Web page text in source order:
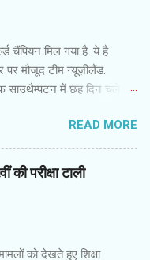
चैंपियन मिल गया है. ये है
मौजूद टीम न्यूज़ीलैंड.
साउथैम्पटन में छह दिन चले
की. बारिश से प्रभावित मैच के
बाद कप्तान केन विलियमसन
की और आईसीसी वर्ल्ड
दिया . जीत के हीरो रहे
जमाकर जीत पक्की करने वाले
READ MORE
की परीक्षा टाली
को देखते हुए शिक्षा